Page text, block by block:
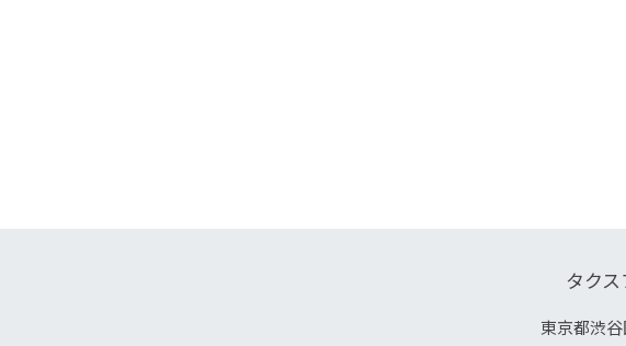
タク
東京都渋